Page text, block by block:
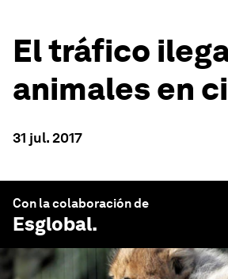
El tráfico
animales en
31 jul. 2017
Con la colaboración de
Esglobal.